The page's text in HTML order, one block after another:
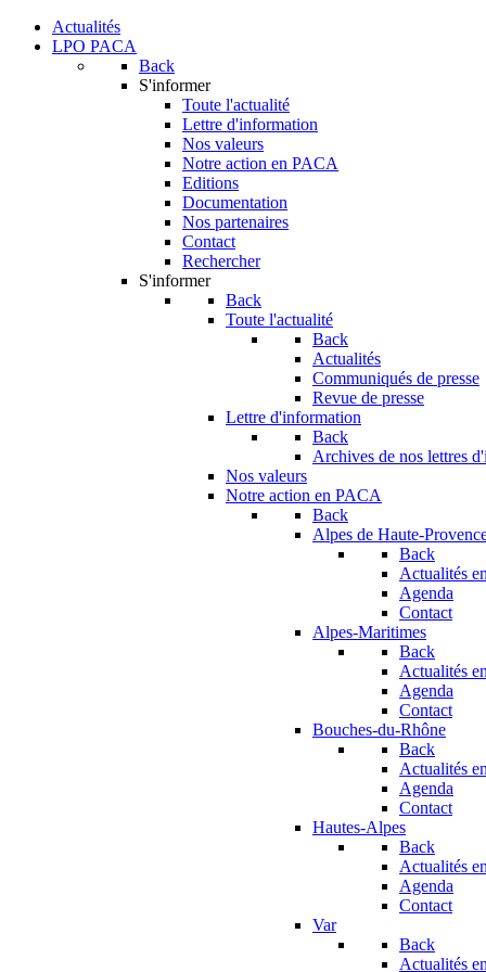
Actualités
LPO PACA
Back
S'informer
Toute l'actualité
Lettre d'information
Nos valeurs
Notre action en PACA
Editions
Documentation
Nos partenaires
Contact
Rechercher
S'informer
Back
Toute l'actualité
Back
Actualités
Communiqués de presse
Revue de presse
Lettre d'information
Back
Archives de nos lettres
Nos valeurs
Notre action en PACA
Back
Alpes de Haute-
Back
Actualités
Agenda
Contact
Alpes-Maritimes
Back
Actualités
Agenda
Contact
Bouches-du-Rhône
Back
Actualités
Agenda
Contact
Hautes-Alpes
Back
Actualités
Agenda
Contact
Var
Back
Actualités